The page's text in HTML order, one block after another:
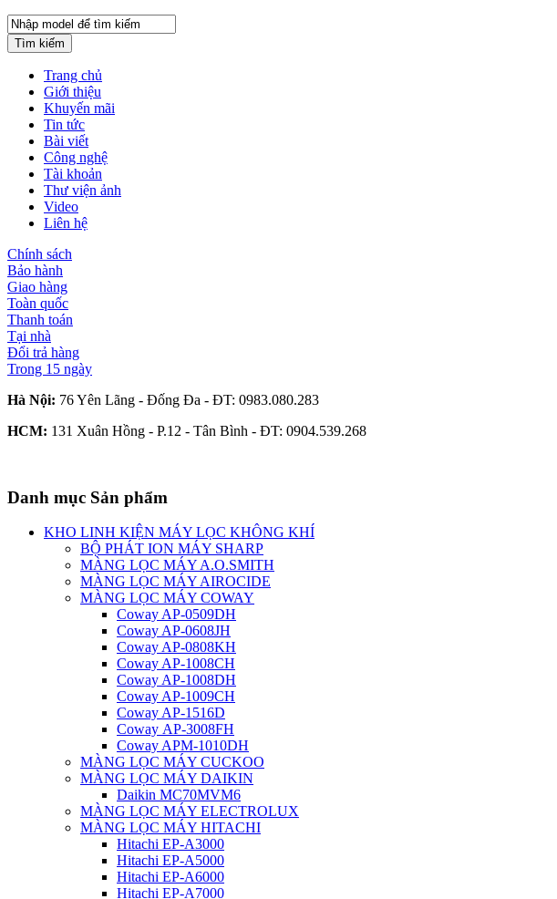
Tìm kiếm
Trang chủ
Giới thiệu
Khuyến mãi
Tin tức
Bài viết
Công nghệ
Tài khoản
Thư viện ảnh
Video
Liên hệ
Chính sách
Bảo hành
Giao hàng
Toàn quốc
Thanh toán
Tại nhà
Đổi trả hàng
Trong 15 ngày
Hà Nội: 76 Yên Lãng - Đống Đa - ĐT: 0983.080.283
HCM: 131 Xuân Hồng - P.12 - Tân Bình - ĐT: 0904.539.268
Danh mục Sản phẩm
KHO LINH KIỆN MÁY LỌC KHÔNG KHÍ
BỘ PHÁT ION MÁY SHARP
MÀNG LỌC MÁY A.O.SMITH
MÀNG LỌC MÁY AIROCIDE
MÀNG LỌC MÁY COWAY
Coway AP-0509DH
Coway AP-0608JH
Coway AP-0808KH
Coway AP-1008CH
Coway AP-1008DH
Coway AP-1009CH
Coway AP-1516D
Coway AP-3008FH
Coway APM-1010DH
MÀNG LỌC MÁY CUCKOO
MÀNG LỌC MÁY DAIKIN
Daikin MC70MVM6
MÀNG LỌC MÁY ELECTROLUX
MÀNG LỌC MÁY HITACHI
Hitachi EP-A3000
Hitachi EP-A5000
Hitachi EP-A6000
Hitachi EP-A7000